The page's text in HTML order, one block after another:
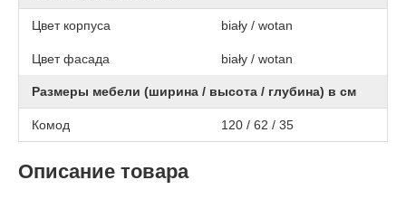
Цвет корпуса biały / wotan
Цвет фасада biały / wotan
Размеры мебели (ширина / высота / глубина) в см
Комод 120 / 62 / 35
Описание товара